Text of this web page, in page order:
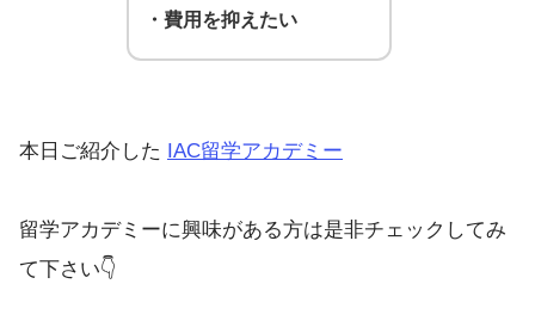
・費用を抑えたい
本日ご紹介した IAC留学アカデミー
留学アカデミーに興味がある方は是非チェックしてみ
て下さい👇